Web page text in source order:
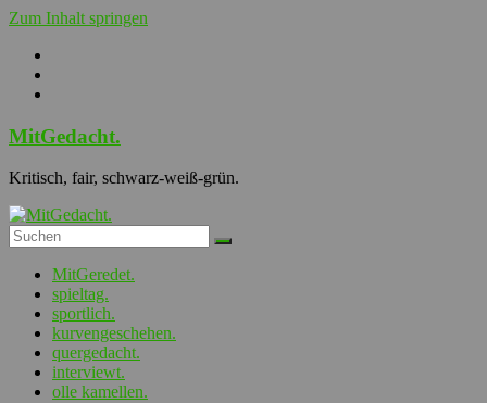
Zum Inhalt springen
MitGedacht.
Kritisch, fair, schwarz-weiß-grün.
MitGeredet.
spieltag.
sportlich.
kurvengeschehen.
quergedacht.
interviewt.
olle kamellen.